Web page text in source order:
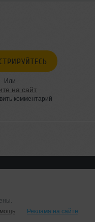
Или
на сайт
комментарий
Реклама на сайте